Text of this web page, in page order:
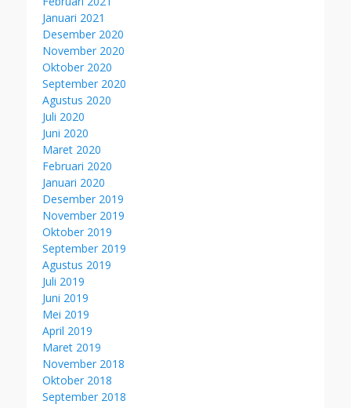
Januari 2021
Desember 2020
November 2020
Oktober 2020
September 2020
Agustus 2020
Juli 2020
Juni 2020
Maret 2020
Februari 2020
Januari 2020
Desember 2019
November 2019
Oktober 2019
September 2019
Agustus 2019
Juli 2019
Juni 2019
Mei 2019
April 2019
Maret 2019
November 2018
Oktober 2018
September 2018